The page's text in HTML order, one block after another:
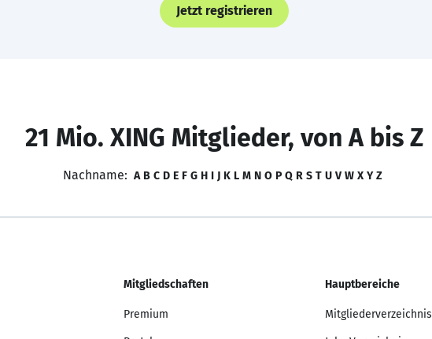
Jetzt registrieren
21 Mio. XING Mitglieder, von A bis Z
Nachname: A B C D E F G H I J K L M N O P Q R S T U V W X Y Z
Mitgliedschaften
Premium
Hauptbereiche
Mitgliederverzeichnis